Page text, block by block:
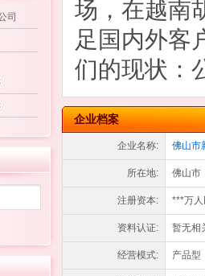
司
场，在越南
足国内外客
们的现状：
企业档案
企业名称: 佛山市
所在地: 佛山市
注册资本: ***万
资料认证: 暂无相
经营模式: 产品型